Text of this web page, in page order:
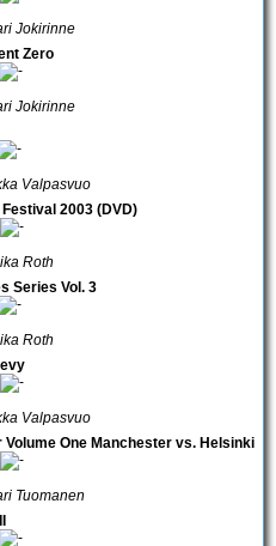
Jokirinne
Zero
Jokirinne
Valpasvuo
2003 (DVD)
Roth
Series Vol. 3
Roth
Valpasvuo
One Manchester vs. Helsinki
Tuomanen